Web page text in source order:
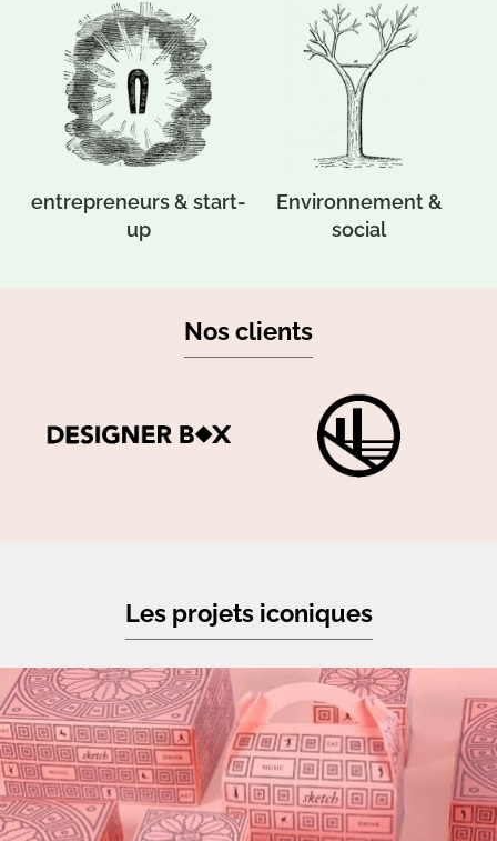
hotel & bar restaurant food & drinks
Nos clients
Les projets iconiques